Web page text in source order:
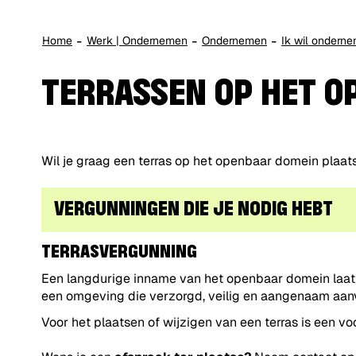
Home Werk | Ondernemen Ondernemen Ik wil
TERRASSEN OP HET
Wil je graag een terras op het openbaar domein
VERGUNNINGEN DIE JE NODIG HEBT
TERRASVERGUNNING
Een langdurige inname van het openbaar domein
een omgeving die verzorgd, veilig en aangenaam
Voor het plaatsen of wijzigen van een terras is een